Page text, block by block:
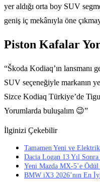
yer aldığı orta boy SUV
geniş iç mekânıyla öne
Piston Kafalar
“Škoda Kodiaq’ın lansmanı
SUV seçeneğiyle markanın
Sizce Kodiaq Türkiye’de
Yorumlarda buluşalım 😉”
İlginizi Çekebilir
Tamamen Yeni ve
Dacia Logan 13 Yıl
Yeni Mazda MX-5’e
BMW iX3 2026’nın En